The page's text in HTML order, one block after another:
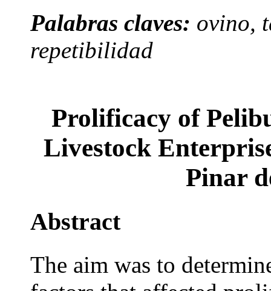
Palabras claves: ovino,
repetibilidad
Prolificacy of
Livestock
Pinar
Abstract
The aim was to